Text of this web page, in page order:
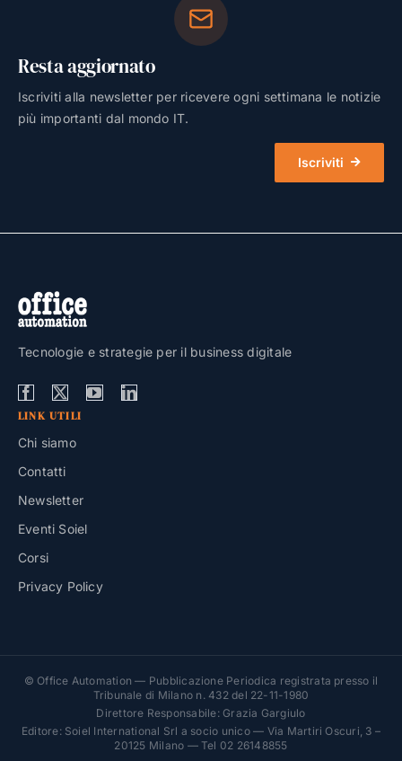
Resta aggiornato
Iscriviti alla newsletter per ricevere ogni settimana le notizie
più importanti dal mondo IT.
Iscriviti
Tecnologie e strategie per il business digitale
LINK UTILI
Chi siamo
Contatti
Newsletter
Eventi Soiel
Corsi
Privacy Policy
© Office Automation — Pubblicazione Periodica registrata presso il
Tribunale di Milano n. 432 del 22-11-1980
Direttore Responsabile: Grazia Gargiulo
Editore: Soiel International Srl a socio unico — Via Martiri Oscuri, 3 –
20125 Milano — Tel 02 26148855